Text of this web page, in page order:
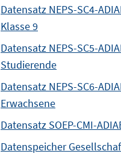
Datensatz NEPS-SC4-
Klasse 9
Datensatz NEPS-SC5-
Studierende
Datensatz NEPS-SC6-
Erwachsene
Datensatz SOEP-CMI-
Datenspeicher